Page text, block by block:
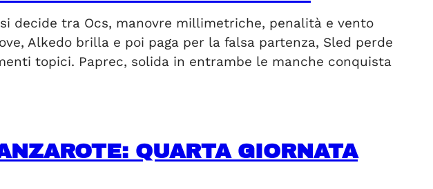
si decide tra Ocs, manovre millimetriche, penalità e vento
Alkedo brilla e poi paga per la falsa partenza, Sled perde
topici. Paprec, solida in entrambe le manche conquista
QUARTA GIORNATA